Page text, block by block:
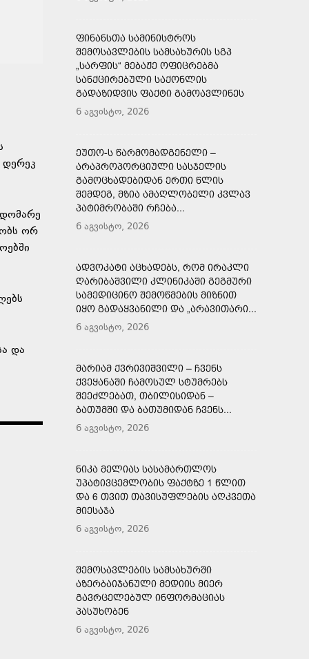
ორ
და
ᲤᲘᲜᲐᲜᲡᲗᲐ ᲡᲐᲛᲘᲜᲘᲡᲢᲠᲝᲡ
ᲨᲔᲛᲝᲡᲐᲕᲚᲔᲑᲘᲡ ᲡᲐᲛᲡᲐᲮᲣᲠᲘᲡ ᲡᲒᲞ
„ᲡᲐᲠᲤᲘᲡ“ ᲛᲔᲑᲐᲟᲔ ᲝᲤᲘᲪᲠᲔᲑᲛᲐ
ᲡᲐᲜᲥᲪᲘᲠᲔᲑᲣᲚᲘ ᲡᲐᲥᲝᲜᲚᲘᲡ
ᲒᲐᲓᲐᲖᲘᲓᲕᲘᲡ ᲤᲐᲥᲢᲘ ᲒᲐᲛᲝᲐᲕᲚᲘᲜᲔᲡ
6 აგვისტო, 2026
ᲔᲣᲗᲝ-Ს ᲬᲐᲠᲛᲝᲛᲐᲓᲒᲔᲜᲔᲚᲘ –
ᲐᲠᲐᲞᲠᲝᲞᲝᲠᲪᲘᲣᲚᲘ ᲡᲐᲡᲯᲔᲚᲘᲡ
ᲒᲐᲛᲝᲪᲮᲐᲓᲔᲑᲘᲓᲐᲜ ᲔᲠᲗᲘ ᲬᲚᲘᲡ
ᲨᲔᲛᲓᲔᲒ, ᲛᲖᲘᲐ ᲐᲛᲐᲦᲚᲝᲑᲔᲚᲘ ᲙᲕᲚᲐᲕ
ᲞᲐᲢᲘᲛᲠᲝᲑᲐᲨᲘ ᲠᲩᲔᲑᲐ...
6 აგვისტო, 2026
ᲐᲓᲕᲝᲙᲐᲢᲘ ᲐᲪᲮᲐᲓᲔᲑᲡ, ᲠᲝᲛ ᲘᲠᲐᲙᲚᲘ
ᲦᲐᲠᲘᲑᲐᲨᲕᲘᲚᲘ ᲙᲚᲘᲜᲘᲙᲐᲨᲘ ᲒᲔᲒᲛᲣᲠᲘ
ᲡᲐᲛᲔᲓᲘᲪᲘᲜᲝ ᲨᲔᲛᲝᲬᲛᲔᲑᲘᲡ ᲛᲘᲖᲜᲘᲗ
ᲘᲧᲝ ᲒᲐᲓᲐᲧᲕᲐᲜᲘᲚᲘ ᲓᲐ „ᲐᲠᲐᲕᲘᲗᲐᲠᲘ...
6 აგვისტო, 2026
ᲛᲐᲠᲘᲐᲛ ᲥᲕᲠᲘᲕᲘᲨᲕᲘᲚᲘ – ᲩᲕᲔᲜᲡ
ᲥᲕᲔᲧᲐᲜᲐᲨᲘ ᲩᲐᲛᲝᲡᲣᲚ ᲡᲢᲣᲛᲠᲔᲑᲡ
ᲨᲔᲔᲫᲚᲔᲑᲐᲗ, ᲗᲑᲘᲚᲘᲡᲘᲓᲐᲜ –
ᲑᲐᲗᲣᲛᲨᲘ ᲓᲐ ᲑᲐᲗᲣᲛᲘᲓᲐᲜ ᲩᲕᲔᲜᲡ...
6 აგვისტო, 2026
ᲜᲘᲙᲐ ᲛᲔᲚᲘᲐᲡ ᲡᲐᲡᲐᲛᲐᲠᲗᲚᲝᲡ
ᲣᲞᲐᲢᲘᲕᲪᲔᲛᲚᲝᲑᲘᲡ ᲤᲐᲥᲢᲖᲔ 1 ᲬᲚᲘᲗ
ᲓᲐ 6 ᲗᲕᲘᲗ ᲗᲐᲕᲘᲡᲣᲤᲚᲔᲑᲘᲡ ᲐᲦᲙᲕᲔᲗᲐ
ᲛᲘᲔᲡᲐᲯᲐ
6 აგვისტო, 2026
ᲨᲔᲛᲝᲡᲐᲕᲚᲔᲑᲘᲡ ᲡᲐᲛᲡᲐᲮᲣᲠᲨᲘ
ᲐᲖᲔᲠᲑᲐᲘᲯᲐᲜᲣᲚᲘ ᲛᲔᲓᲘᲘᲡ ᲛᲘᲔᲠ
ᲒᲐᲕᲠᲪᲔᲚᲔᲑᲣᲚ ᲘᲜᲤᲝᲠᲛᲐᲪᲘᲐᲡ
ᲞᲐᲡᲣᲮᲝᲑᲔᲜ
6 აგვისტო, 2026